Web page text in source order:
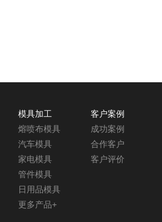
模具加工
熔喷布模具
汽车模具
家电模具
管件模具
日用品模具
更多产品+
客户案例
成功案例
合作客户
客户评价